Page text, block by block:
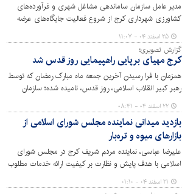
مدیر عامل سازمان ساماندهی مشاغل شهری و فرآورده‌های
کشاورزی شهرداری کرج از شروع فعالیت جایگاه‌های عرضه
میوه شب عید در این کلان‌شهر خبر داد.
۲۵ اسفند ۰۴ - ۱۱:۰۷
گزارش تصویری؛
کرج مهیای برپایی راهپیمایی روز قدس شد
همزمان با فرا رسیدن آخرین جمعه ماه مبارک رمضان که توسط
رهبر کبیر انقلاب اسلامی، روز قدس، نامیده شده؛ سازمان
سیما، منظر و فضای سبز شهری شهرداری کرج نسبت به اکران
طرح‌های فرهنگی متناسب و آماده‌سازی شهر برای برپایی هر
چه باشکوه‌تر راهپیمایی روز قدس، اقدام کرده است.
۲۲ اسفند ۰۴ - ۰۸:۴۱
بازدید میدانی نماینده مجلس شورای اسلامی از
بازارهای میوه و تره‌بار
علیرضا عباسی، نماینده مردم شریف کرج در مجلس شورای
اسلامی با هدف پایش و نظارت بر کیفیت ارائه خدمات مطلوب
و آخرین وضعیت خدمات رسانی از بازار روزهای میوه و تره‌بار
کاج و حسن‌آباد بازدید کرد.
۲۱ اسفند ۰۴ - ۰۱:۱۰